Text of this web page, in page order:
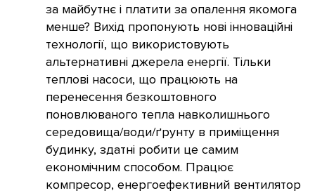
за майбутнє і платити за опалення якомога
менше? Вихід пропонують нові інноваційні
технології, що використовують
альтернативні джерела енергії. Тільки
теплові насоси, що працюють на
перенесення безкоштовного
поновлюваного тепла навколишнього
середовища/води/ґрунту в приміщення
будинку, здатні робити це самим
економічним способом. Працює
компресор, енергоефективний вентилятор